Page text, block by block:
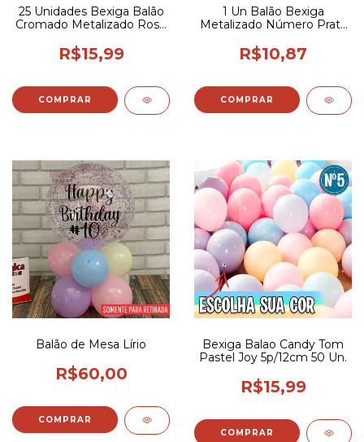
25 Unidades Bexiga Balão
Cromado Metalizado Rose
R$15,99
1 Un Balão Bexiga
Metalizado Número Prata
R$10,87
COMPRAR
Balão de Mesa Lírio
R$60,00
COMPRAR
Bexiga Balao Candy Tom
Pastel Joy 5p/12cm 50 Un.
R$15,99
COMPRAR